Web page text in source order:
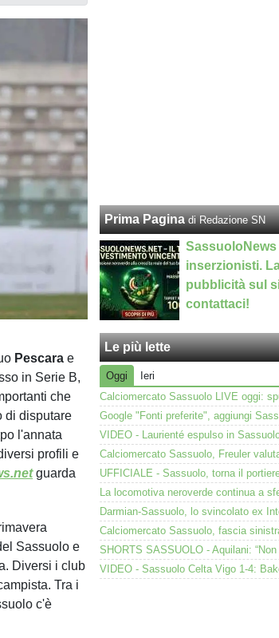
Pescara e
in Serie B,
che
di disputare
l'annata
profili e
guarda
Sassuolo e
Diversi i club
Tra i
c'è
Prima Pagina di Redazione SN
inserzionisti.
pubblicità sul
contattaci!
Le più lette
Oggi
Ieri